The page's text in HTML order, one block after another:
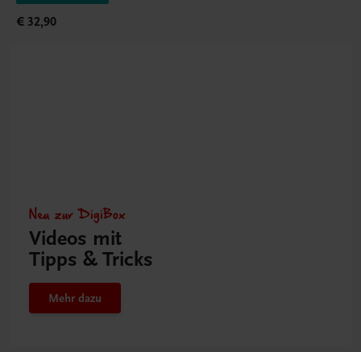
€ 32,90
Neu zur DigiBox
Videos mit
Tipps & Tricks
Mehr dazu